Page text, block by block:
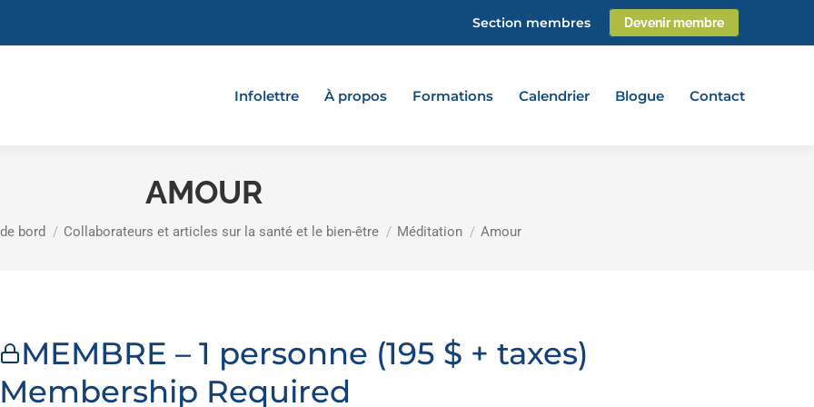
Section membres Devenir membre
Infolettre À propos Formations Calendrier Blogue Contact
AMOUR
bord Collaborateurs et articles sur la santé et le bien-être Méditation Amour
MEMBRE – 1 personne (195 $ + taxes)
Membership Required